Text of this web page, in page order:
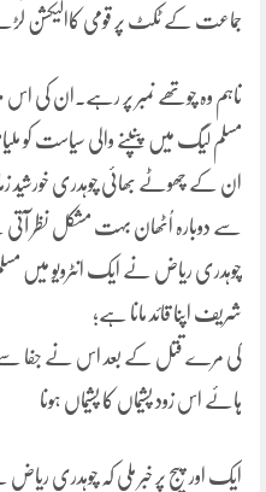
جماعت کے ٹکٹ پر قومی کاالیکشن
تاہم وہ چوتھے نمبر پر رہے۔ان کی
مسلم لیگ میں پنپنے والی سیاست کو
ان کے چھوٹے بھائی چوہدری خورشید
سے دوبارہ اُٹھان بہت مشکل نظر
چوہدری ریاض نے ایک انٹرویو میں مسلم
شریف اپنا قائد مانا ہے؛
کی مرے قتل کے بعد اس نے جفا سے
ہائے اس زود پشیماں کا پشیماں ہونا
ایک اور پیج پر خبر ملی کہ چوہدری ریاض